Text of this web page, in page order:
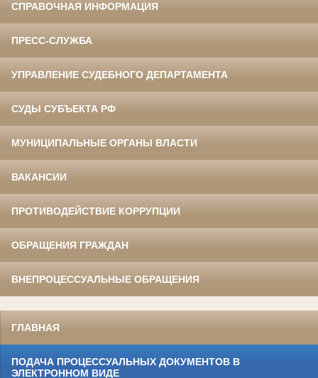
СПРАВОЧНАЯ ИНФОРМАЦИЯ
ПРЕСС-СЛУЖБА
УПРАВЛЕНИЕ СУДЕБНОГО ДЕПАРТАМЕНТА
СУДЫ СУБЪЕКТА РФ
МУНИЦИПАЛЬНЫЕ ОРГАНЫ ВЛАСТИ
ВАКАНСИИ
ПРОТИВОДЕЙСТВИЕ КОРРУПЦИИ
ОБРАЩЕНИЯ ГРАЖДАН
ВНЕПРОЦЕССУАЛЬНЫЕ ОБРАЩЕНИЯ
ГЛАВНАЯ
ПОДАЧА ПРОЦЕССУАЛЬНЫХ ДОКУМЕНТОВ В
ЭЛЕКТРОННОМ ВИДЕ